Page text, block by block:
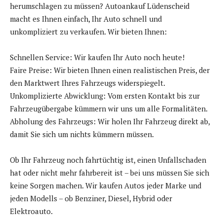
herumschlagen zu müssen? Autoankauf Lüdenscheid
macht es Ihnen einfach, Ihr Auto schnell und
unkompliziert zu verkaufen. Wir bieten Ihnen:
Schnellen Service: Wir kaufen Ihr Auto noch heute!
Faire Preise: Wir bieten Ihnen einen realistischen Preis, der
den Marktwert Ihres Fahrzeugs widerspiegelt.
Unkomplizierte Abwicklung: Vom ersten Kontakt bis zur
Fahrzeugübergabe kümmern wir uns um alle Formalitäten.
Abholung des Fahrzeugs: Wir holen Ihr Fahrzeug direkt ab,
damit Sie sich um nichts kümmern müssen.
Ob Ihr Fahrzeug noch fahrtüchtig ist, einen Unfallschaden
hat oder nicht mehr fahrbereit ist – bei uns müssen Sie sich
keine Sorgen machen. Wir kaufen Autos jeder Marke und
jeden Modells – ob Benziner, Diesel, Hybrid oder
Elektroauto.